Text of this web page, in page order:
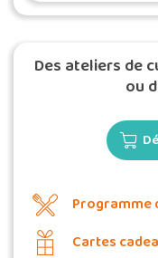
Des ateliers de
ou
Programme
Cartes